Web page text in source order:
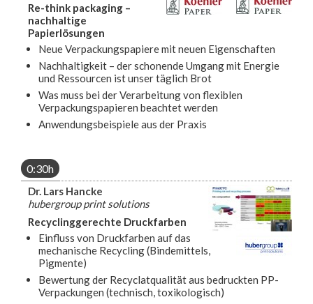
Re-think packaging –
nachhaltige
Papierlösungen
Neue Verpackungspapiere mit neuen Eigenschaften
Nachhaltigkeit – der schonende Umgang mit Energie
und Ressourcen ist unser täglich Brot
Was muss bei der Verarbeitung von flexiblen
Verpackungspapieren beachtet werden
Anwendungsbeispiele aus der Praxis
0:30h
Dr. Lars Hancke
hubergroup print solutions
Recyclinggerechte Druckfarben
Einfluss von Druckfarben auf das
mechanische Recycling (Bindemittels,
Pigmente)
Bewertung der Recyclatqualität aus bedruckten PP-
Verpackungen (technisch, toxikologisch)